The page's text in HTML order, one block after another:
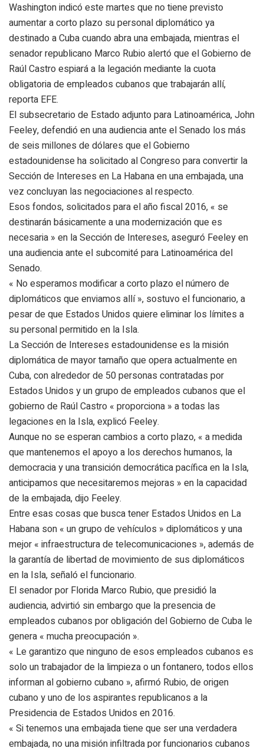
Washington indicó este martes que no tiene previsto
aumentar a corto plazo su personal diplomático ya
destinado a Cuba cuando abra una embajada, mientras el
senador republicano Marco Rubio alertó que el Gobierno de
Raúl Castro espiará a la legación mediante la cuota
obligatoria de empleados cubanos que trabajarán allí,
reporta EFE.
El subsecretario de Estado adjunto para Latinoamérica, John
Feeley, defendió en una audiencia ante el Senado los más
de seis millones de dólares que el Gobierno
estadounidense ha solicitado al Congreso para convertir la
Sección de Intereses en La Habana en una embajada, una
vez concluyan las negociaciones al respecto.
Esos fondos, solicitados para el año fiscal 2016, « se
destinarán básicamente a una modernización que es
necesaria » en la Sección de Intereses, aseguró Feeley en
una audiencia ante el subcomité para Latinoamérica del
Senado.
« No esperamos modificar a corto plazo el número de
diplomáticos que enviamos allí », sostuvo el funcionario, a
pesar de que Estados Unidos quiere eliminar los límites a
su personal permitido en la Isla.
La Sección de Intereses estadounidense es la misión
diplomática de mayor tamaño que opera actualmente en
Cuba, con alrededor de 50 personas contratadas por
Estados Unidos y un grupo de empleados cubanos que el
gobierno de Raúl Castro « proporciona » a todas las
legaciones en la Isla, explicó Feeley.
Aunque no se esperan cambios a corto plazo, « a medida
que mantenemos el apoyo a los derechos humanos, la
democracia y una transición democrática pacífica en la Isla,
anticipamos que necesitaremos mejoras » en la capacidad
de la embajada, dijo Feeley.
Entre esas cosas que busca tener Estados Unidos en La
Habana son « un grupo de vehículos » diplomáticos y una
mejor « infraestructura de telecomunicaciones », además de
la garantía de libertad de movimiento de sus diplomáticos
en la Isla, señaló el funcionario.
El senador por Florida Marco Rubio, que presidió la
audiencia, advirtió sin embargo que la presencia de
empleados cubanos por obligación del Gobierno de Cuba le
genera « mucha preocupación ».
« Le garantizo que ninguno de esos empleados cubanos es
solo un trabajador de la limpieza o un fontanero, todos ellos
informan al gobierno cubano », afirmó Rubio, de origen
cubano y uno de los aspirantes republicanos a la
Presidencia de Estados Unidos en 2016.
« Si tenemos una embajada tiene que ser una verdadera
embajada, no una misión infiltrada por funcionarios cubanos